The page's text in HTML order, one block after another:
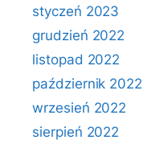
styczeń 2023
grudzień 2022
listopad 2022
październik 2022
wrzesień 2022
sierpień 2022